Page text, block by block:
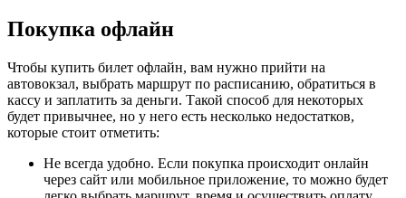
Покупка офлайн
Чтобы купить билет офлайн, вам нужно прийти на
автовокзал, выбрать маршрут по расписанию, обратиться в
кассу и заплатить за деньги. Такой способ для некоторых
будет привычнее, но у него есть несколько недостатков,
которые стоит отметить:
Не всегда удобно. Если покупка происходит онлайн
через сайт или мобильное приложение, то можно будет